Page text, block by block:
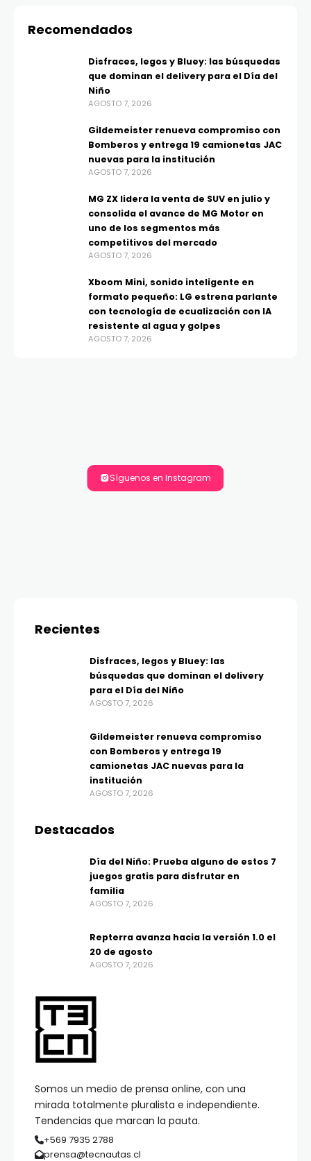
Recomendados
Disfraces, legos y Bluey: las búsquedas
que dominan el delivery para el Día del
Niño
AGOSTO 7, 2026
Gildemeister renueva compromiso con
Bomberos y entrega 19 camionetas JAC
nuevas para la institución
AGOSTO 7, 2026
MG ZX lidera la venta de SUV en julio y
consolida el avance de MG Motor en
uno de los segmentos más
competitivos del mercado
AGOSTO 7, 2026
Xboom Mini, sonido inteligente en
formato pequeño: LG estrena parlante
con tecnología de ecualización con IA
resistente al agua y golpes
AGOSTO 7, 2026
Síguenos en Instagram
Somos un medio de prensa online, con una
mirada totalmente pluralista e independiente.
Tendencias que marcan la pauta.
+569 7935 2788
prensa@tecnautas.cl
Recientes
Disfraces, legos y Bluey: las
búsquedas que dominan el delivery
para el Día del Niño
AGOSTO 7, 2026
Gildemeister renueva compromiso
con Bomberos y entrega 19
camionetas JAC nuevas para la
institución
AGOSTO 7, 2026
Destacados
Día del Niño: Prueba alguno de estos 7
juegos gratis para disfrutar en
familia
AGOSTO 7, 2026
Repterra avanza hacia la versión 1.0 el
20 de agosto
AGOSTO 7, 2026